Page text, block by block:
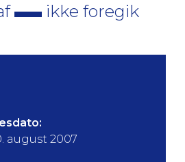
ikke foregik
august 2007